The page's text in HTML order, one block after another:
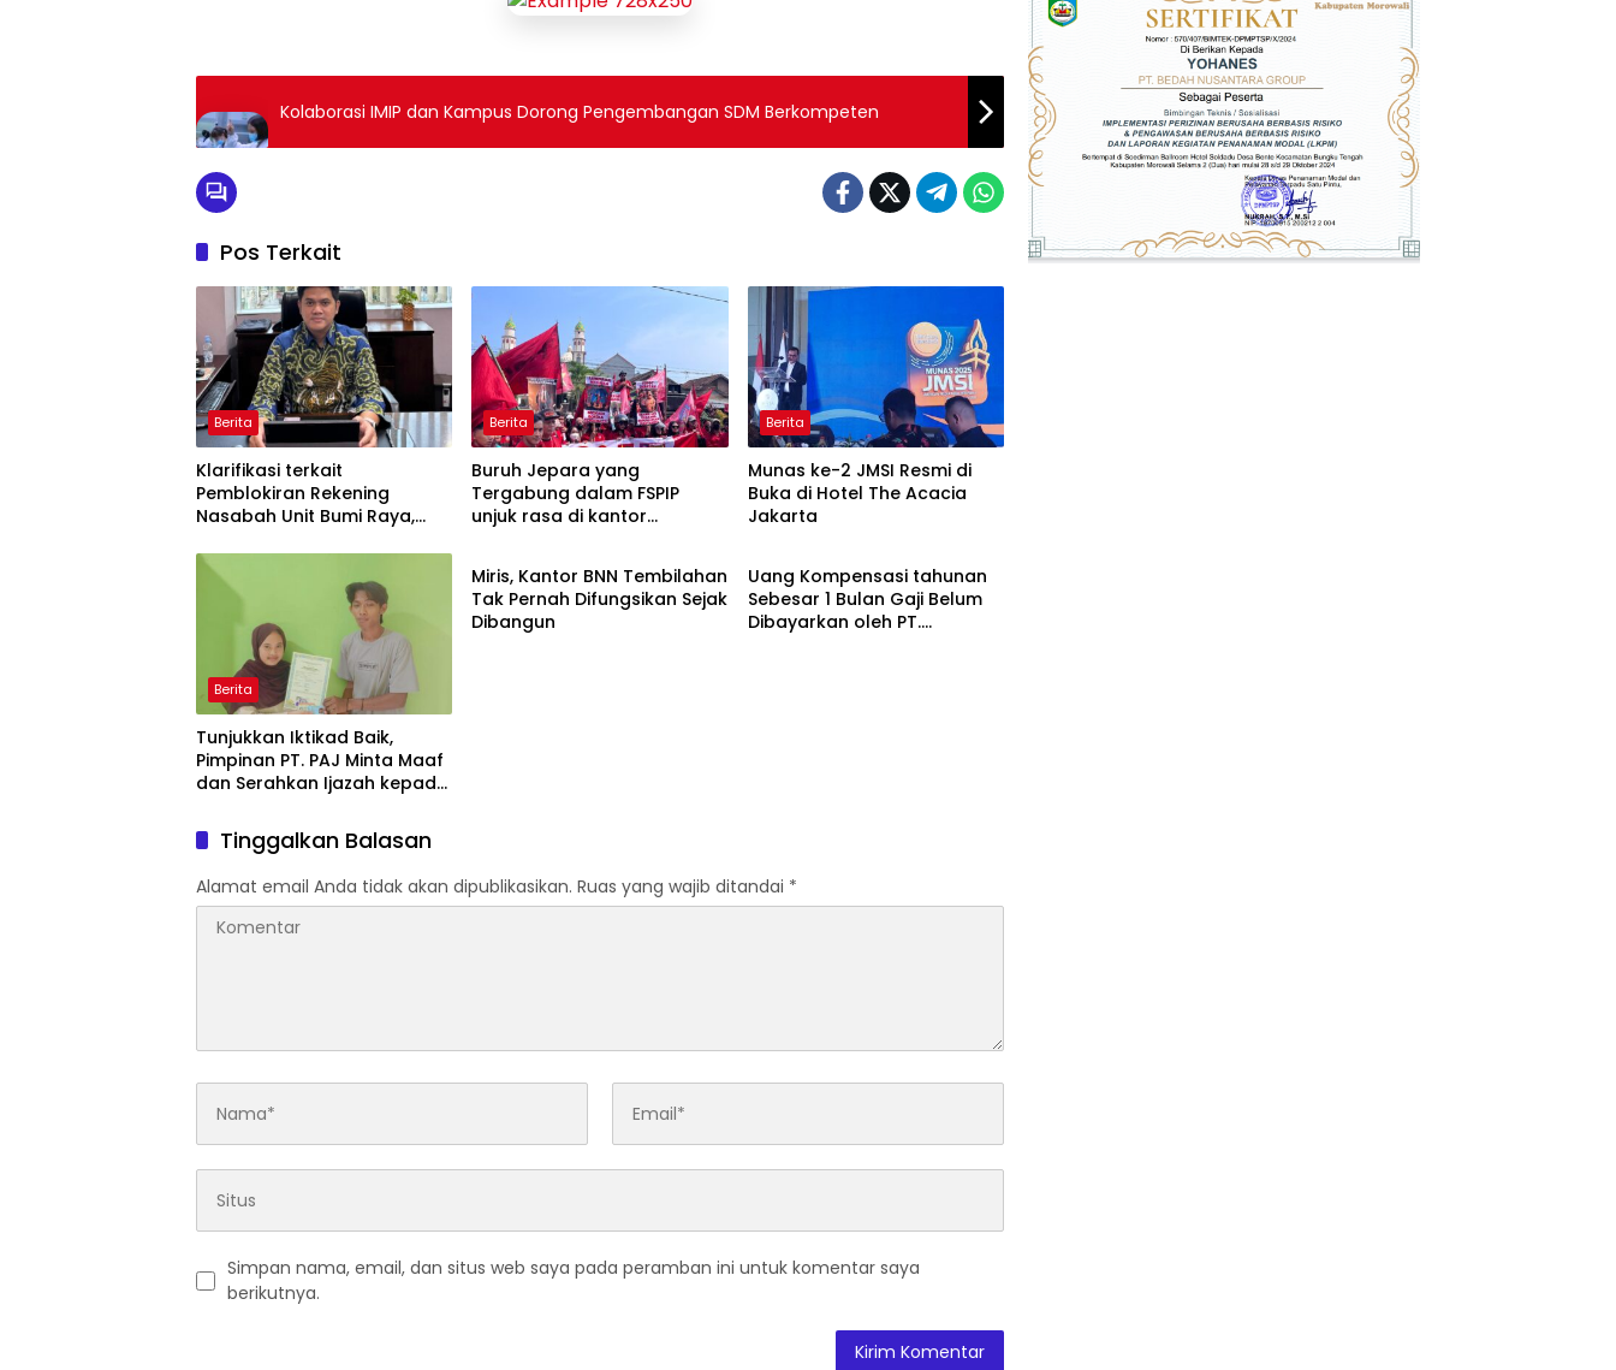
Kolaborasi IMIP dan Kampus Dorong Pengembangan SDM Berkompeten
Pos Terkait
Berita
Klarifikasi terkait
Pemblokiran Rekening
Nasabah Unit Bumi Raya,
Proses Hukum
Berita
Buruh Jepara yang
Tergabung dalam FSPIP
unjuk rasa di kantor
terbitkan bukti Pencatatan
FSPIP PT Kanindo Makmur
Jaya 2 Jepara
Berita
Munas ke-2 JMSI Resmi di
Buka di Hotel The Acacia
Jakarta
Berita
Tunjukkan Iktikad Baik,
Pimpinan PT. PAJ Minta Maaf
dan Serahkan Ijazah kepada
Berita
Miris, Kantor BNN Tembilahan
Tak Pernah Difungsikan Sejak
Dibangun
Berita
Uang Kompensasi tahunan
Sebesar 1 Bulan Gaji Belum
Dibayarkan oleh PT.
Tinggalkan Balasan
Alamat email Anda tidak akan dipublikasikan. Ruas yang wajib ditandai *
Simpan nama, email, dan situs web saya pada peramban ini untuk komentar saya
berikutnya.